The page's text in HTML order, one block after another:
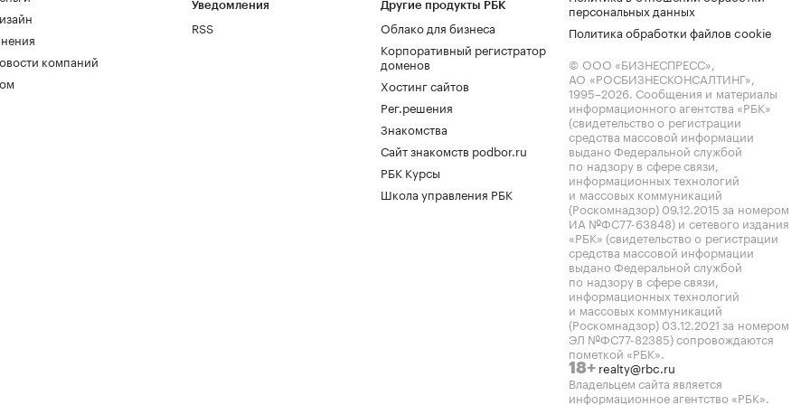
компаний
Уведомления
RSS
Другие продукты РБК
Облако для бизнеса
Корпоративный регистратор
доменов
Хостинг сайтов
Рег.решения
Знакомства
Сайт знакомств podbor.ru
РБК Курсы
Школа управления РБК
персональных данных
Политика обработки файлов cookie
© ООО «БИЗНЕСПРЕСС»,
АО «РОСБИЗНЕСКОНСАЛТИНГ»,
1995–2026. Сообщения и материалы
информационного агентства «РБК»
(свидетельство о регистрации
средства массовой информации
выдано Федеральной службой
по надзору в сфере связи,
информационных технологий
и массовых коммуникаций
(Роскомнадзор) 09.12.2015 за номером
ИА №ФС77-63848) и сетевого издания
«РБК» (свидетельство о регистрации
средства массовой информации
выдано Федеральной службой
по надзору в сфере связи,
информационных технологий
и массовых коммуникаций
(Роскомнадзор) 03.12.2021 за номером
ЭЛ №ФС77-82385) сопровождаются
пометкой «РБК».
18+ realty@rbc.ru
Владельцем сайта является
информационное агентство «РБК».